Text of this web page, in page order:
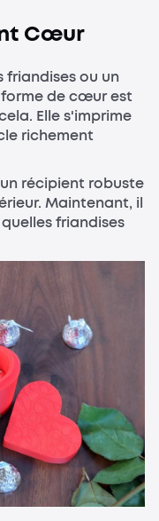
Cœur
friandises ou un
de cœur est
Elle s'imprime
richement
récipient robuste
Maintenant, il
friandises